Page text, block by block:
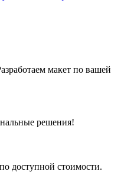
макет по вашей
решения!
доступной стоимости.